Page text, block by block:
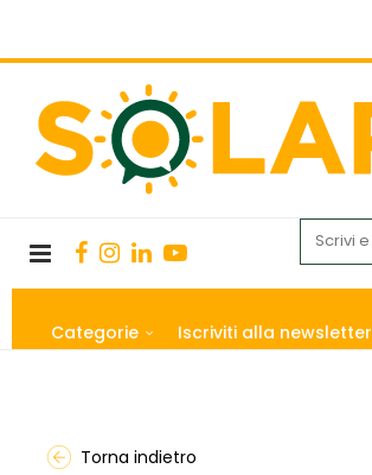
Categorie Iscriviti alla newsletter
Torna indietro